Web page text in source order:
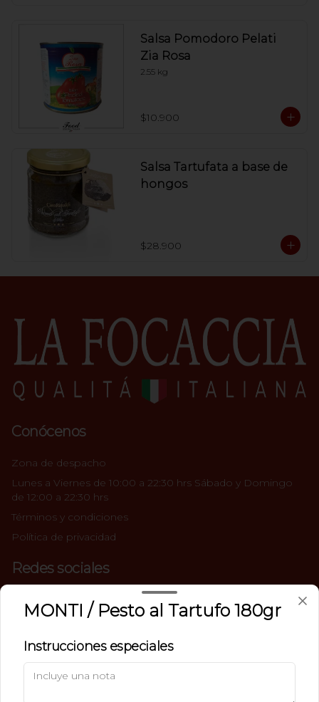
Salsa Pomodoro Pelati
Zia Rosa
2.55 kg
$10.900
Salsa Tartufata a base de
hongos
$28.900
Conócenos
Zona de despacho
Lunes a Viernes de 10:00 a 22:30 hrs Sábado y Domingo
de 12:00 a 22:30 hrs
Términos y condiciones
Política de privacidad
Redes sociales
Facebook
Mi cuenta
MONTI / Pesto al Tartufo 180gr
Instrucciones especiales